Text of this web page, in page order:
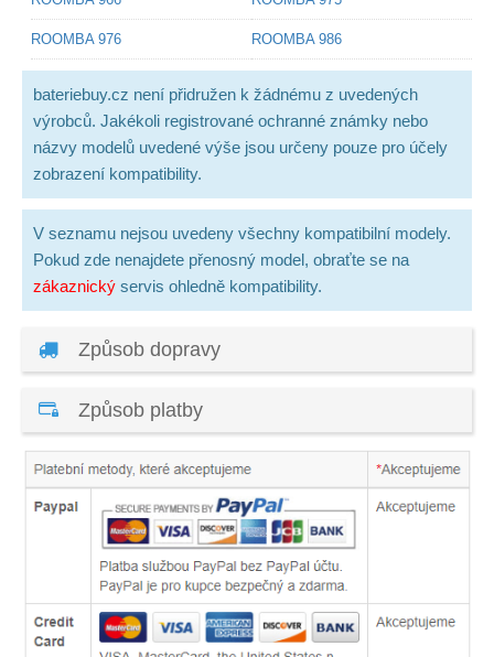
ROOMBA 976 ROOMBA 986
bateriebuy.cz není přidružen k žádnému z uvedených
výrobců. Jakékoli registrované ochranné známky nebo
názvy modelů uvedené výše jsou určeny pouze pro účely
zobrazení kompatibility.
V seznamu nejsou uvedeny všechny kompatibilní modely.
Pokud zde nenajdete přenosný model, obraťte se na
zákaznický servis ohledně kompatibility.
Způsob dopravy
Způsob platby